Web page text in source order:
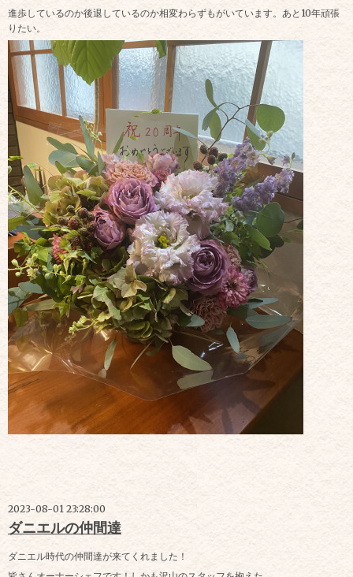
進歩しているのか後退しているのか相変わらずもがいています。あと10年頑張
りたい。
2023-08-01 23:28:00
ダニエルの仲間達
ダニエル時代の仲間達が来てくれました！